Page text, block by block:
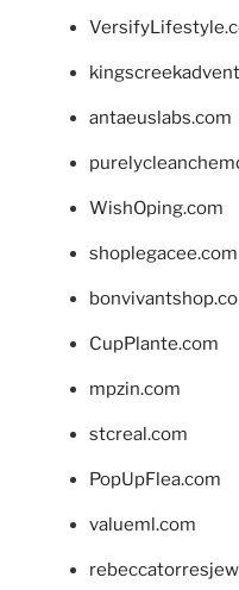
antaeuslabs.com
WishOping.com
shoplegacee.com
CupPlante.com
mpzin.com
stcreal.com
PopUpFlea.com
valueml.com